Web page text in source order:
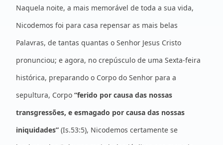
Naquela noite, a mais memorável de toda a sua vida,
Nicodemos foi para casa repensar as mais belas
Palavras, de tantas quantas o Senhor Jesus Cristo
pronunciou; e agora, no crepúsculo de uma Sexta-feira
histórica, preparando o Corpo do Senhor para a
sepultura, Corpo “ferido por causa das nossas
transgressões, e esmagado por causa das nossas
iniquidades” (Is.53:5), Nicodemos certamente se